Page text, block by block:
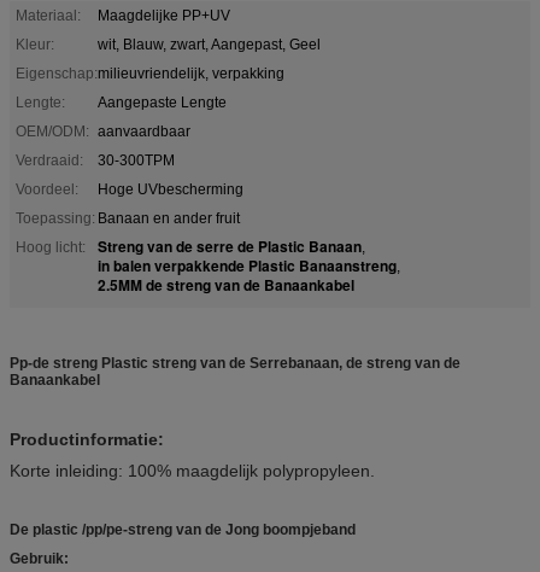
Materiaal:
Maagdelijke PP+UV
Kleur:
wit, Blauw, zwart, Aangepast, Geel
Eigenschap:milieuvriendelijk, verpakking
Lengte:
Aangepaste Lengte
OEM/ODM: aanvaardbaar
Verdraaid:
30-300TPM
Voordeel:
Hoge UVbescherming
Toepassing: Banaan en ander fruit
Hoog licht:
Streng van de serre de Plastic Banaan,
in balen verpakkende Plastic Banaanstreng,
2.5MM de streng van de Banaankabel
Pp-de streng Plastic streng van de Serrebanaan, de streng van de
Banaankabel
Productinformatie:
Korte inleiding: 100% maagdelijk polypropyleen.
De plastic /pp/pe-streng van de Jong boompjeband
Gebruik: